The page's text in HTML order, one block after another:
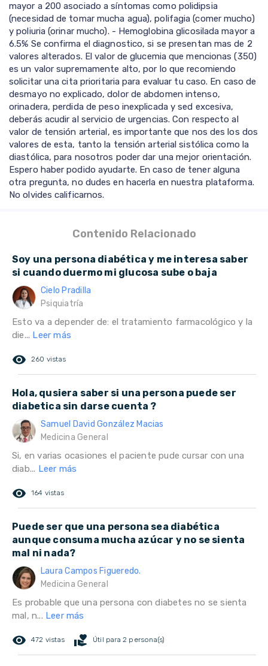
mayor a 200 asociado a síntomas como polidipsia
(necesidad de tomar mucha agua), polifagia (comer mucho)
y poliuria (orinar mucho). - Hemoglobina glicosilada mayor a
6.5% Se confirma el diagnostico, si se presentan mas de 2
valores alterados. El valor de glucemia que mencionas (350)
es un valor supremamente alto, por lo que recomiendo
solicitar una cita prioritaria para evaluar tu caso. En caso de
desmayo no explicado, dolor de abdomen intenso,
orinadera, perdida de peso inexplicada y sed excesiva,
deberás acudir al servicio de urgencias. Con respecto al
valor de tensión arterial, es importante que nos des los dos
valores de esta, tanto la tensión arterial sistólica como la
diastólica, para nosotros poder dar una mejor orientación.
Espero haber podido ayudarte. En caso de tener alguna
otra pregunta, no dudes en hacerla en nuestra plataforma.
No olvides calificarnos.
Contenido Relacionado
Soy una persona diabética y me interesa saber
si cuando duermo mi glucosa sube o baja
Cielo Pradilla
Psiquiatría
Esto va a depender de: el tratamiento farmacológico y la
die... Leer más
remove_red_eye 260 vistas
Hola, qusiera saber si una persona puede ser
diabetica sin darse cuenta ?
Samuel David González Macias
Medicina General
Si, en varias ocasiones el paciente pude cursar con una
diab... Leer más
remove_red_eye 164 vistas
Puede ser que una persona sea diabética
aunque consuma mucha azúcar y no se sienta
mal ni nada?
Laura Campos Figueredo.
Medicina General
Es probable que una persona con diabetes no se sienta
mal, n... Leer más
remove_red_eye 472 vistas volunteer_activism Útil para 2 persona(s)